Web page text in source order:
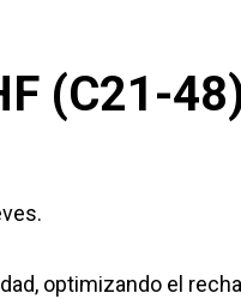
(C21-
optimizando el